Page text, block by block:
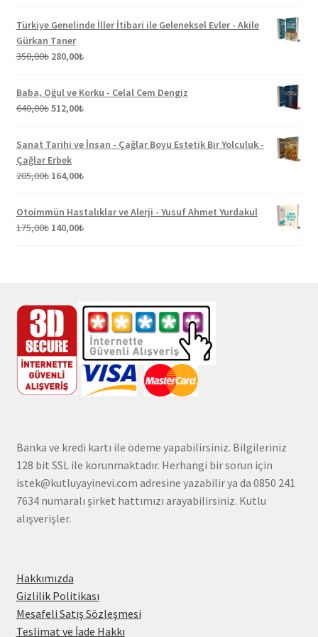
220,00₺.
fiyat:
Türkiye Genelinde İller İtibari ile Geleneksel Evler - Akile
Gürkan Taner
350,00₺ Orijinal
350,00₺.
280,00₺Şu
fiyat:
Baba, Oğul ve Korku - Celal Cem Dengiz
640,00₺Orijinal
640,00₺.
512,00₺Şu
fiyat:
Sanat Tarihi ve İnsan - Çağlar Boyu Estetik Bir Yolculuk -
Çağlar Erbek
205,00₺ Orijinal
205,00₺.
164,00₺Şu
fiyat:
Otoimmün Hastalıklar ve Alerji - Yusuf Ahmet Yurdakul
175,00₺ Orijinal
140,00₺Şu
Banka ve kredi kartı ile ödeme yapabilirsiniz. Bilgileriniz
128 bit SSL ile korunmaktadır. Herhangi bir sorun için
istek@kutluyayinevi.com adresine yazabilir ya da 0850 241
7634 numaralı şirket hattımızı arayabilirsiniz. Kutlu
alışverişler.
Hakkımızda
Gizlilik Politikası
Mesafeli Satış Sözleşmesi
Teslimat ve İade Hakkı